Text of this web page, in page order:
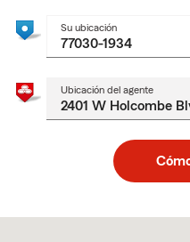
Su ubicación
Ubicación del agente